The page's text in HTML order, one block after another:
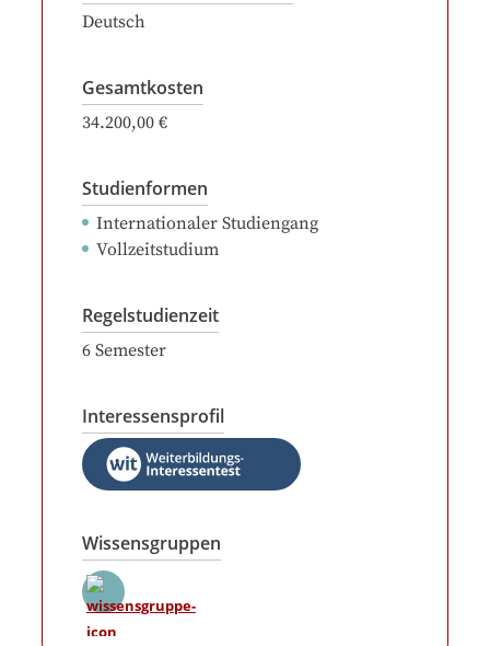
Deutsch
Gesamtkosten
34.200,00 €
Studienformen
Internationaler Studiengang
Vollzeitstudium
Regelstudienzeit
6 Semester
Interessensprofil
Wissensgruppen